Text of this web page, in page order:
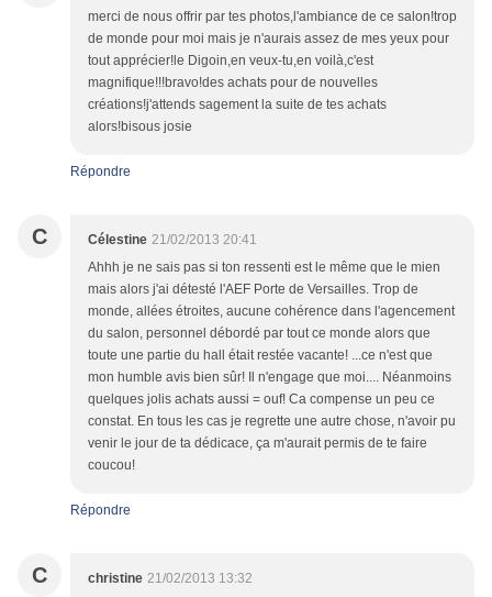
merci de nous offrir par tes photos,l'ambiance de ce salon!trop
de monde pour moi mais je n'aurais assez de mes yeux pour
tout apprécier!le Digoin,en veux-tu,en voilà,c'est
magnifique!!!bravo!des achats pour de nouvelles
créations!j'attends sagement la suite de tes achats
alors!bisous josie
Répondre
C Célestine 21/02/2013 20:41
Ahhh je ne sais pas si ton ressenti est le même que le mien
mais alors j'ai détesté l'AEF Porte de Versailles. Trop de
monde, allées étroites, aucune cohérence dans l'agencement
du salon, personnel débordé par tout ce monde alors que
toute une partie du hall était restée vacante! ...ce n'est que
mon humble avis bien sûr! Il n'engage que moi.... Néanmoins
quelques jolis achats aussi = ouf! Ca compense un peu ce
constat. En tous les cas je regrette une autre chose, n'avoir pu
venir le jour de ta dédicace, ça m'aurait permis de te faire
coucou!
Répondre
C christine 21/02/2013 13:32